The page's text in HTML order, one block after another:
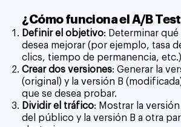
¿Cómo funciona el A/B
Definir el objetivo: Determinar
desea mejorar (por ejemplo, tasa
clics, tiempo de permanencia,
Crear dos versiones: Generar la
(original) y la versión B
que se desea probar.
Dividir el tráfico: Mostrar la
del público y la versión B a otra